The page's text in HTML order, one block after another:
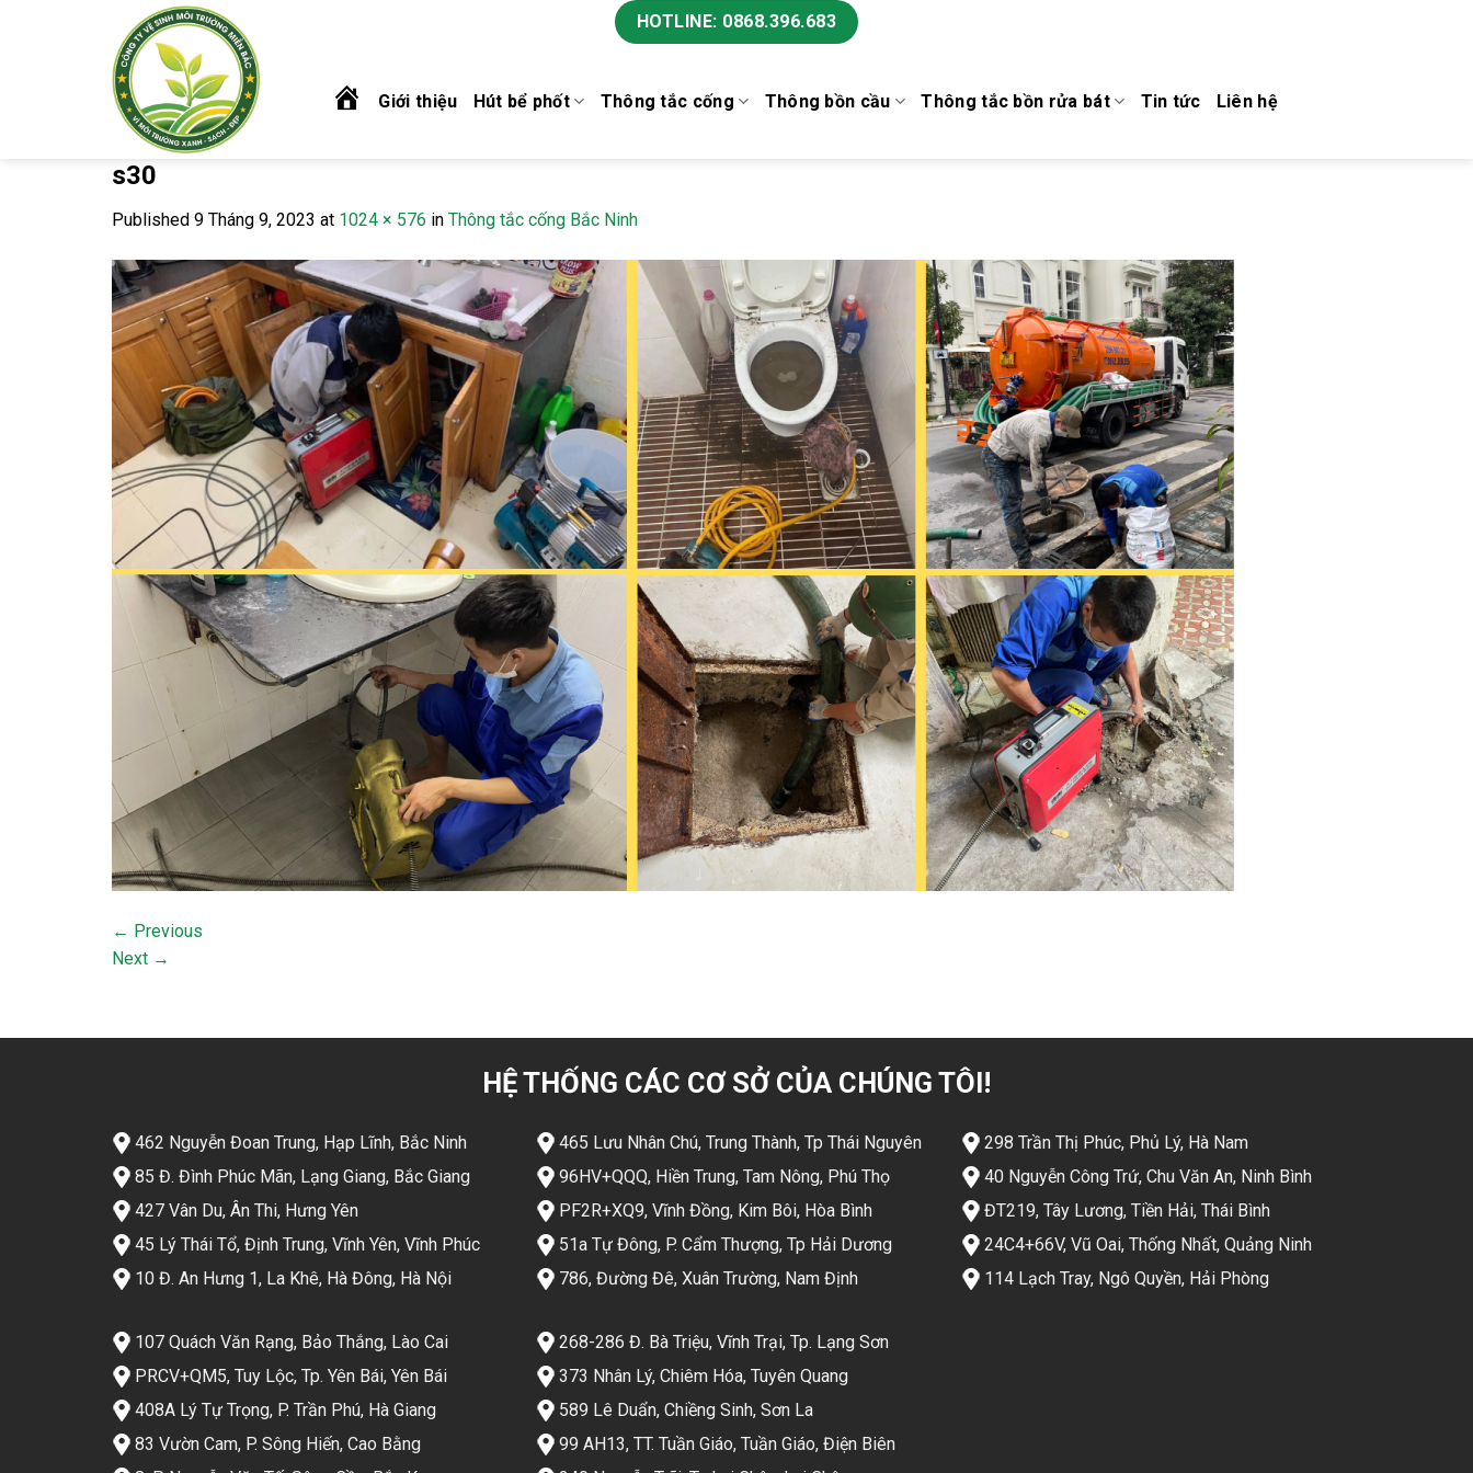
HOTLINE: 0868.396.683
Giới thiệu Hút bể phốt Thông tắc cống Thông bồn cầu Thông tắc bồn rửa bát Tin tức Liên hệ
s30
Published 9 Tháng 9, 2023 at 1024 × 576 in Thông tắc cống Bắc Ninh
← Previous
Next →
HỆ THỐNG CÁC CƠ SỞ CỦA CHÚNG TÔI!
462 Nguyễn Đoan Trung, Hạp Lĩnh, Bắc Ninh
85 Đ. Đình Phúc Mãn, Lạng Giang, Bắc Giang
427 Vân Du, Ân Thi, Hưng Yên
45 Lý Thái Tổ, Định Trung, Vĩnh Yên, Vĩnh Phúc
10 Đ. An Hưng 1, La Khê, Hà Đông, Hà Nội
465 Lưu Nhân Chú, Trung Thành, Tp Thái Nguyên
96HV+QQQ, Hiền Trung, Tam Nông, Phú Thọ
PF2R+XQ9, Vĩnh Đồng, Kim Bôi, Hòa Bình
51a Tự Đông, P. Cẩm Thượng, Tp Hải Dương
786, Đường Đê, Xuân Trường, Nam Định
298 Trần Thị Phúc, Phủ Lý, Hà Nam
40 Nguyễn Công Trứ, Chu Văn An, Ninh Bình
ĐT219, Tây Lương, Tiền Hải, Thái Bình
24C4+66V, Vũ Oai, Thống Nhất, Quảng Ninh
114 Lạch Tray, Ngô Quyền, Hải Phòng
107 Quách Văn Rạng, Bảo Thắng, Lào Cai
PRCV+QM5, Tuy Lộc, Tp. Yên Bái, Yên Bái
408A Lý Tự Trọng, P. Trần Phú, Hà Giang
83 Vườn Cam, P. Sông Hiến, Cao Bằng
268-286 Đ. Bà Triệu, Vĩnh Trại, Tp. Lạng Sơn
373 Nhân Lý, Chiêm Hóa, Tuyên Quang
589 Lê Duẩn, Chiềng Sinh, Sơn La
99 AH13, TT. Tuần Giáo, Tuần Giáo, Điện Biên